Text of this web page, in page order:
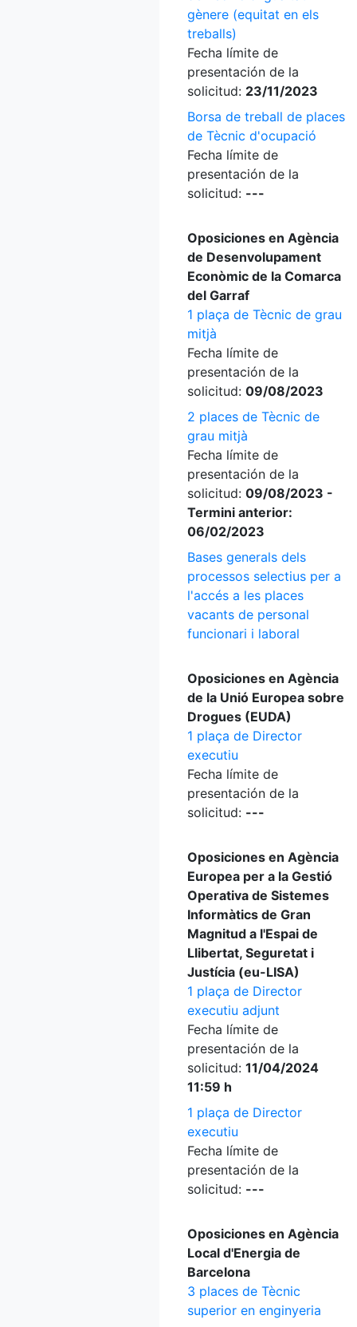
gènere (equitat en els
treballs)
Fecha límite de
presentación de la
solicitud: 23/11/2023
Borsa de treball de places
de Tècnic d'ocupació
Fecha límite de
presentación de la
solicitud: ---
Oposiciones en Agència
de Desenvolupament
Econòmic de la Comarca
del Garraf
1 plaça de Tècnic de grau
mitjà
Fecha límite de
presentación de la
solicitud: 09/08/2023
2 places de Tècnic de
grau mitjà
Fecha límite de
presentación de la
solicitud: 09/08/2023 -
Termini anterior:
06/02/2023
Bases generals dels
processos selectius per a
l'accés a les places
vacants de personal
funcionari i laboral
Oposiciones en Agència
de la Unió Europea sobre
Drogues (EUDA)
1 plaça de Director
executiu
Fecha límite de
presentación de la
solicitud: ---
Oposiciones en Agència
Europea per a la Gestió
Operativa de Sistemes
Informàtics de Gran
Magnitud a l'Espai de
Llibertat, Seguretat i
Justícia (eu-LISA)
1 plaça de Director
executiu adjunt
Fecha límite de
presentación de la
solicitud: 11/04/2024
11:59 h
1 plaça de Director
executiu
Fecha límite de
presentación de la
solicitud: ---
Oposiciones en Agència
Local d'Energia de
Barcelona
3 places de Tècnic
superior en enginyeria